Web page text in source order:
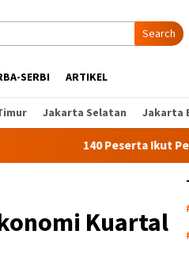
Search
SERBI ARTIKEL
Jakarta Selatan Jakarta
140 Peserta Ikut Pelatihan
Kuartal